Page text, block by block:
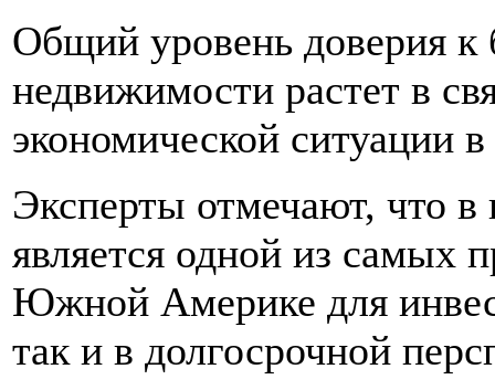
Общий уровень доверия к
недвижимости растет в
экономической ситуации в
Эксперты отмечают, что в
является одной из самых
Южной Америке для
так и в долгосрочной